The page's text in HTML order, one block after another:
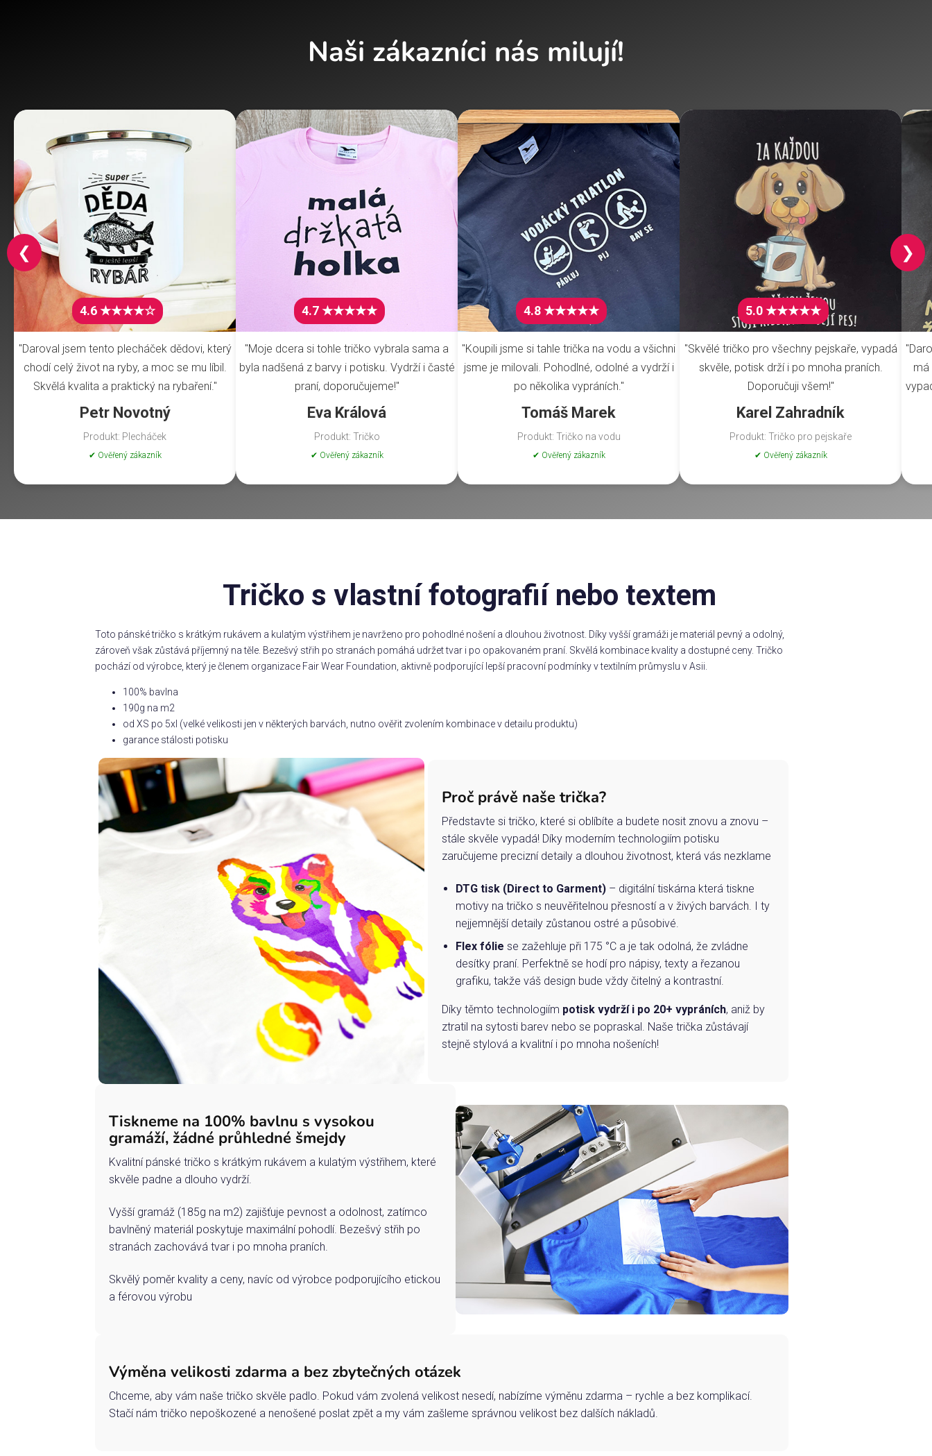
Naši zákazníci nás milují!
4.6 ★★★★☆
"Daroval jsem tento plecháček dědovi, který
chodí celý život na ryby, a moc se mu líbil.
Skvělá kvalita a praktický na rybaření."
Petr Novotný
Produkt: Plecháček
✔ Ověřený zákazník
4.7 ★★★★★
"Moje dcera si tohle tričko vybrala sama a
byla nadšená z barvy i potisku. Vydrží i časté
praní, doporučujeme!"
Eva Králová
Produkt: Tričko
✔ Ověřený zákazník
4.8 ★★★★★
"Koupili jsme si tahle trička na vodu a všichni
jsme je milovali. Pohodlné, odolné a vydrží i
po několika vypráních."
Tomáš Marek
Produkt: Tričko na vodu
✔ Ověřený zákazník
5.0 ★★★★★
"Skvělé tričko pro všechny pejskaře, vypadá
skvěle, potisk drží i po mnoha praních.
Doporučuji všem!"
Karel Zahradník
Produkt: Tričko pro pejskaře
✔ Ověřený zákazník
má
❮ ❯
Tričko s vlastní fotografií nebo textem
Toto pánské tričko s krátkým rukávem a kulatým výstřihem je navrženo pro pohodlné nošení a dlouhou životnost. Díky vyšší gramáži je materiál pevný a odolný,
zároveň však zůstává příjemný na těle. Bezešvý střih po stranách pomáhá udržet tvar i po opakovaném praní. Skvělá kombinace kvality a dostupné ceny. Tričko
pochází od výrobce, který je členem organizace Fair Wear Foundation, aktivně podporující lepší pracovní podmínky v textilním průmyslu v Asii.
100% bavlna
190g na m2
od XS po 5xl (velké velikosti jen v některých barvách, nutno ověřit zvolením kombinace v detailu produktu)
garance stálosti potisku
Proč právě naše trička?
Představte si tričko, které si oblíbíte a budete nosit znovu a znovu –
stále skvěle vypadá! Díky moderním technologiím potisku
zaručujeme precizní detaily a dlouhou životnost, která vás nezklame
DTG tisk (Direct to Garment)– digitální tiskárna která tiskne
motivy na tričko s neuvěřitelnou přesností a v živých barvách. I ty
nejjemnější detaily zůstanou ostré a působivé.
Flex fólie se zažehluje při 175 °C a je tak odolná, že zvládne
desítky praní. Perfektně se hodí pro nápisy, texty a řezanou
grafiku, takže váš design bude vždy čitelný a kontrastní.
Díky těmto technologiím potisk vydrží i po 20+ vypráních, aniž by
ztratil na sytosti barev nebo se popraskal. Naše trička zůstávají
stejně stylová a kvalitní i po mnoha nošeních!
Tiskneme na 100% bavlnu s vysokou
gramáží, žádné průhledné šmejdy
Kvalitní pánské tričko s krátkým rukávem a kulatým výstřihem, které
skvěle padne a dlouho vydrží.
Vyšší gramáž (185g na m2) zajišťuje pevnost a odolnost, zatímco
bavlněný materiál poskytuje maximální pohodlí. Bezešvý střih po
stranách zachovává tvar i po mnoha praních.
Skvělý poměr kvality a ceny, navíc od výrobce podporujícího etickou
a férovou výrobu
Výměna velikosti zdarma a bez zbytečných otázek
Chceme, aby vám naše tričko skvěle padlo. Pokud vám zvolená velikost nesedí, nabízíme výměnu zdarma – rychle a bez komplikací.
Stačí nám tričko nepoškozené a nenošené poslat zpět a my vám zašleme správnou velikost bez dalších nákladů.